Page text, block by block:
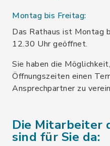
Montag bis Freitag:
Das Rathaus ist Montag
12.30 Uhr geöffnet.
Sie haben die
Öffnungszeiten einen
Ansprechpartner zu
Die Mitarbeiter
sind für Sie da: